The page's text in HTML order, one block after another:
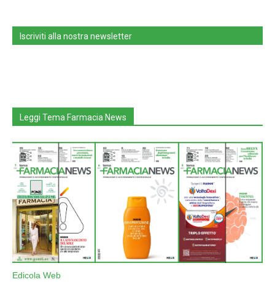
Iscriviti alla nostra newsletter
Leggi Tema Farmacia News
Edicola Web